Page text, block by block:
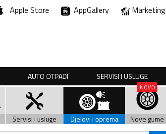
Apple Store AppGallery Marketing
AUTO OTPADI SERVISI I USLUGE
Servisi i usluge Djelovi i oprema Nove gume